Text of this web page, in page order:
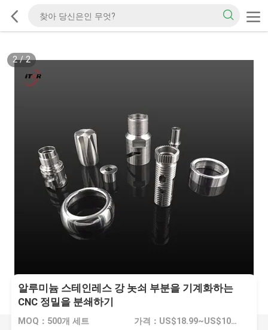
2/2
알루미늄 스테인레스 강 놋쇠 부분을 기계화하는
CNC 정밀을 분쇄하기
MOQ：500개 세트 가격：US$18.99~US$10.99